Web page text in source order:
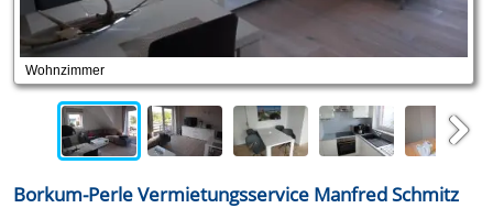
Wohnzimmer
Borkum-Perle Vermietungsservice Manfred Schmitz